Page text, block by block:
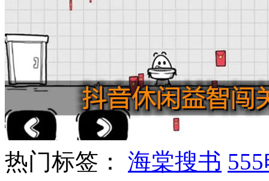
热门标签： 海棠搜书